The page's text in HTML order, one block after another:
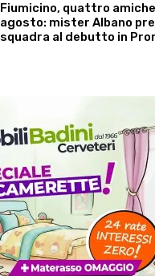
Fiumicino, quattro
agosto: mister Albano
squadra al debutto in